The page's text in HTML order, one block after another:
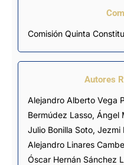
Comisión Quinta
Autores
Alejandro Alberto Vega
Bermúdez Lasso, Ángel
Julio Bonilla Soto, Jezmi
Alejandro Linares
Óscar Hernán Sánchez